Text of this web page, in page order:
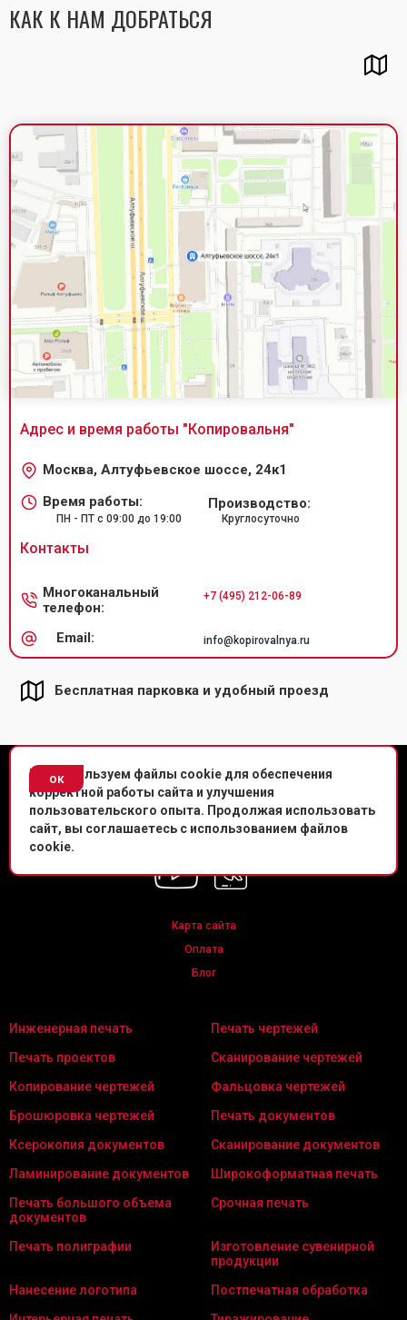
КАК К НАМ ДОБРАТЬСЯ
Адрес и время работы "Копировальня"
Москва, Алтуфьевское шоссе, 24к1
Время работы:
ПН - ПТ с 09:00 до 19:00
Производство:
Круглосуточно
Контакты
Многоканальный
телефон:
+7 (495) 212-06-89
Email: info@kopirovalnya.ru
Бесплатная парковка и удобный проезд
ок
Мы используем файлы cookie для обеспечения
корректной работы сайта и улучшения
пользовательского опыта. Продолжая использовать
сайт, вы соглашаетесь с использованием файлов
cookie.
© Копировальный центр «Копировальня» 2013-
Политика конфиденциальности
Мы в соц. сетях
Карта сайта
Оплата
Блог
Инженерная печать
Печать чертежей
Печать проектов
Сканирование чертежей
Копирование чертежей
Фальцовка чертежей
Брошюровка чертежей
Печать документов
Ксерокопия документов
Сканирование документов
Ламинирование документов
Широкоформатная печать
Печать большого объема
документов
Срочная печать
Печать полиграфии
Изготовление сувенирной
продукции
Нанесение логотипа
Постпечатная обработка